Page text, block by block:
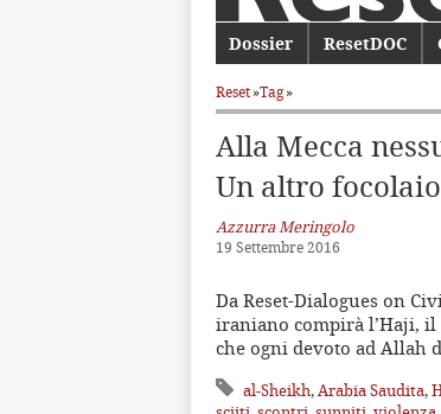
Menu
Vai al contenuto
Vai al contenuto
Dossier ResetDOC
Reset»Tag»
Alla Mecca
Un altro
Azzurra Meringolo
19 Settembre 2016
Da Reset-Dialogues on
iraniano compirà l’Haji,
che ogni devoto ad Allah
al-Sheikh,Arabia Saudita,